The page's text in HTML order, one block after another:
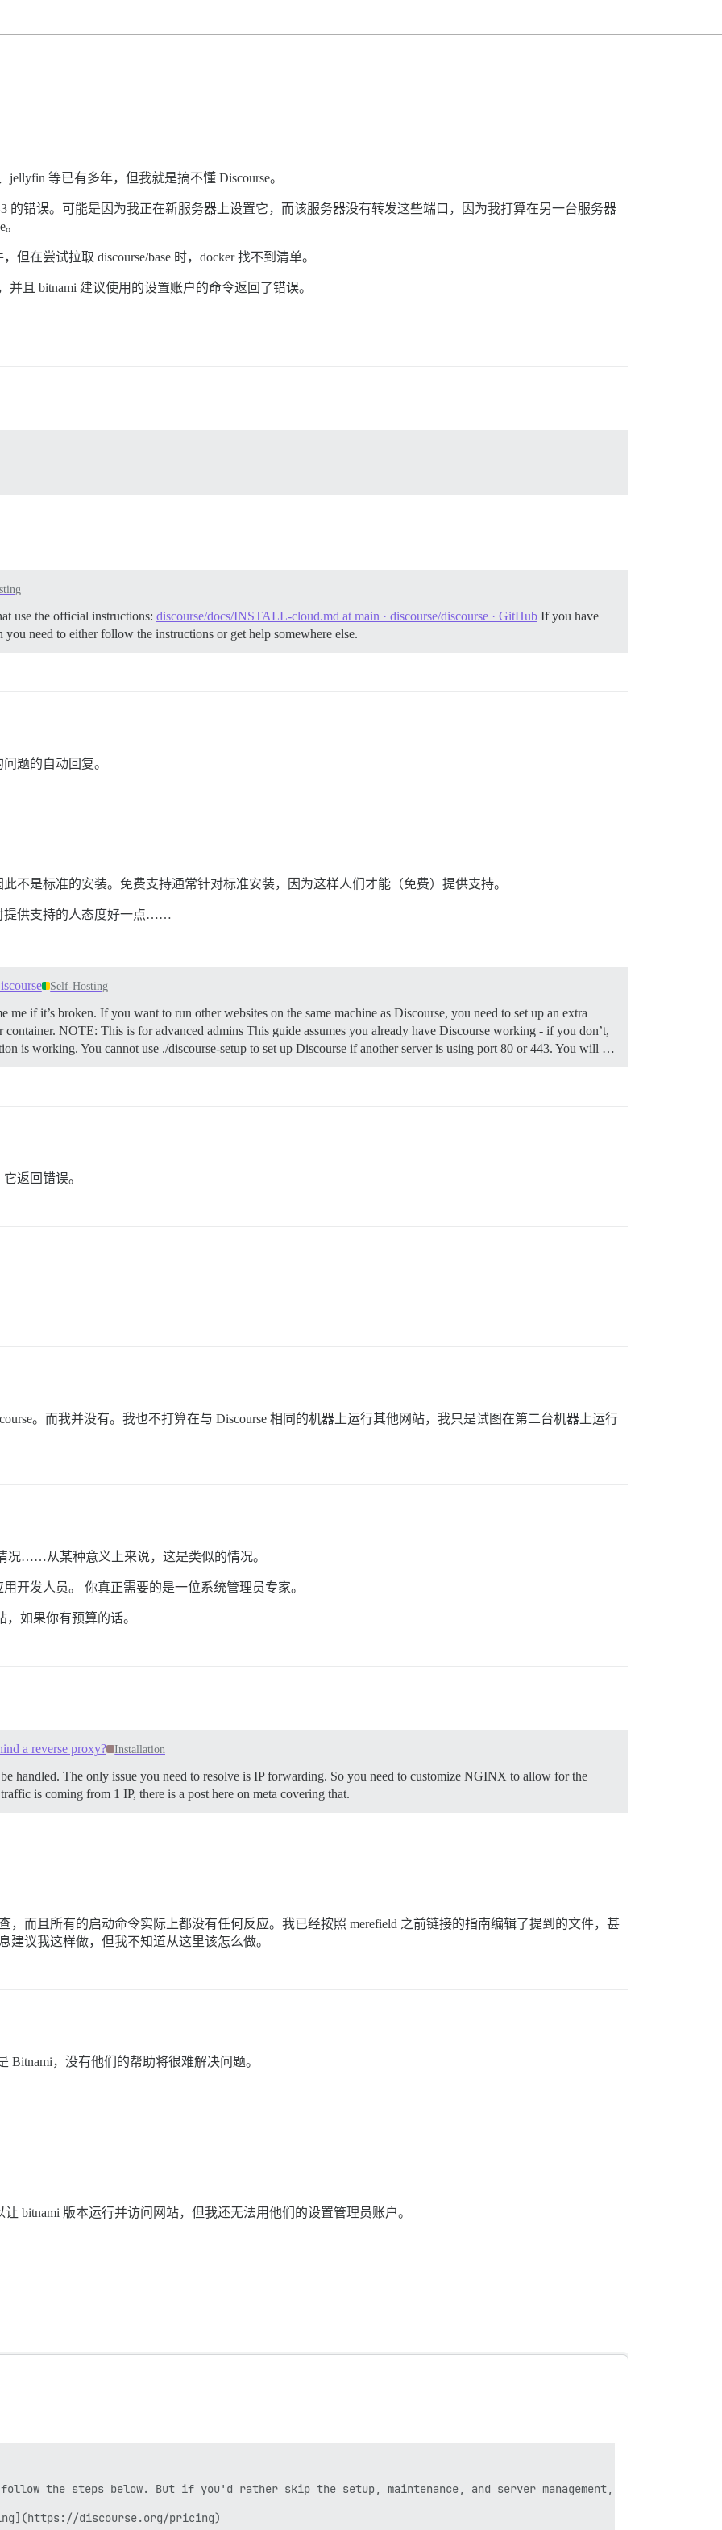
jellyfin 等已有多年，但我就是搞不懂 Discourse。
的错误。可能是因为我正在新服务器上设置它，而该服务器没有转发这些端口，因为我打算在另一台服务器
但在尝试拉取 discourse/base 时，docker 找不到清单。
且 bitnami 建议使用的设置账户的命令返回了错误。
use the official instructions: discourse/docs/INSTALL-cloud.md at main · discourse/discourse · GitHub If you have
need to either follow the instructions or get help somewhere else.
题的自动回复。
不是标准的安装。免费支持通常针对标准安装，因为这样人们才能（免费）提供支持。
提供支持的人态度好一点……
Self-Hosting
if it’s broken. If you want to run other websites on the same machine as Discourse, you need to set up an extra
NOTE: This is for advanced admins This guide assumes you already have Discourse working - if you don’t,
is working. You cannot use ./discourse-setup to set up Discourse if another server is using port 80 or 443. You will …
返回错误。
。而我并没有。我也不打算在与 Discourse 相同的机器上运行其他网站，我只是试图在第二台机器上运行
况……从某种意义上来说，这是类似的情况。
开发人员。 你真正需要的是一位系统管理员专家。
，如果你有预算的话。
a reverse proxy? Installation
handled. The only issue you need to resolve is IP forwarding. So you need to customize NGINX to allow for the
is coming from 1 IP, there is a post here on meta covering that.
，而且所有的启动命令实际上都没有任何反应。我已经按照 merefield 之前链接的指南编辑了提到的文件，甚
建议我这样做，但我不知道从这里该怎么做。
，没有他们的帮助将很难解决问题。
bitnami 版本运行并访问网站，但我还无法用他们的设置管理员账户。
the steps below. But if you'd rather skip the setup, maintenance, and server management, our official
discourse.org/pricing)